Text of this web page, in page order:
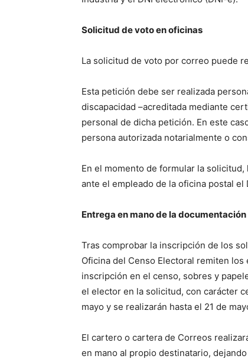
Solicitud de voto en oficinas
La solicitud de voto por correo puede
Esta petición debe ser realizada
discapacidad –acreditada mediante
personal de dicha petición. En este
persona autorizada notarialmente o
En el momento de formular la
ante el empleado de la oficina postal
Entrega en mano de la
Tras comprobar la inscripción de los
Oficina del Censo Electoral remiten
inscripción en el censo, sobres y
el elector en la solicitud, con carácter
mayo y se realizarán hasta el 21 de
El cartero o cartera de Correos
en mano al propio destinatario,